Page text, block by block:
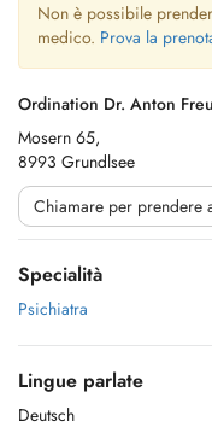
Non è possibile
medico. Prova la
Ordination Dr. Anton
Mosern 65,
8993 Grundlsee
Chiamare per prendere
Specialità
Psichiatra
Lingue parlate
Deutsch